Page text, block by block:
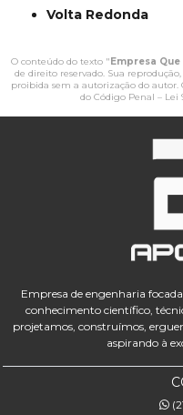
Volta Redonda
O conteúdo do texto "Empresa
de direito reservado. Sua
proibida sem a autorização do
do Código Penal – Lei
Empresa de engenharia
conhecimento científico,
projetamos, construímos,
aspirando à